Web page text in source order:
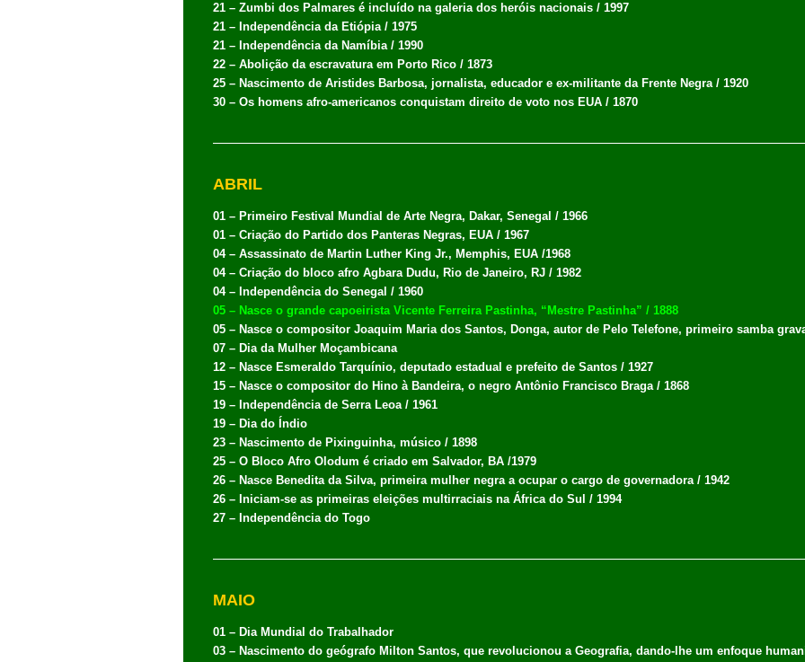
21 – Zumbi dos Palmares é incluído na galeria dos heróis nacionais / 1997
21 – Independência da Etiópia / 1975
21 – Independência da Namíbia / 1990
22 – Abolição da escravatura em Porto Rico / 1873
25 – Nascimento de Aristides Barbosa, jornalista, educador e ex-militante da Frente Negra / 1920
30 – Os homens afro-americanos conquistam direito de voto nos EUA / 1870
ABRIL
01 – Primeiro Festival Mundial de Arte Negra, Dakar, Senegal / 1966
01 – Criação do Partido dos Panteras Negras, EUA / 1967
04 – Assassinato de Martin Luther King Jr., Memphis, EUA /1968
04 – Criação do bloco afro Agbara Dudu, Rio de Janeiro, RJ / 1982
04 – Independência do Senegal / 1960
05 – Nasce o grande capoeirista Vicente Ferreira Pastinha, “Mestre Pastinha” / 1888
05 – Nasce o compositor Joaquim Maria dos Santos, Donga, autor de Pelo Telefone, primeiro samba
07 – Dia da Mulher Moçambicana
12 – Nasce Esmeraldo Tarquínio, deputado estadual e prefeito de Santos / 1927
15 – Nasce o compositor do Hino à Bandeira, o negro Antônio Francisco Braga / 1868
19 – Independência de Serra Leoa / 1961
19 – Dia do Índio
23 – Nascimento de Pixinguinha, músico / 1898
25 – O Bloco Afro Olodum é criado em Salvador, BA /1979
26 – Nasce Benedita da Silva, primeira mulher negra a ocupar o cargo de governadora / 1942
26 – Iniciam-se as primeiras eleições multirraciais na África do Sul / 1994
27 – Independência do Togo
MAIO
01 – Dia Mundial do Trabalhador
03 – Nascimento do geógrafo Milton Santos, que revolucionou a Geografia, dando-lhe um enfoque